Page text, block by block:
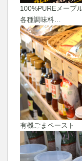
100%PUREメープ
各種調味料…
有機ごまペースト